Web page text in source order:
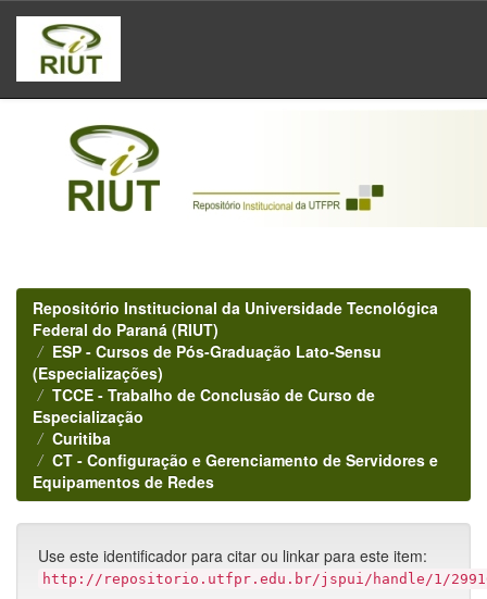
Skip
navigation
Repositório Institucional da Universidade Tecnológica
Federal do Paraná (RIUT)
ESP - Cursos de Pós-Graduação Lato-Sensu
(Especializações)
TCCE - Trabalho de Conclusão de Curso de
Especialização
Curitiba
CT - Configuração e Gerenciamento de Servidores e
Equipamentos de Redes
Use este identificador para citar ou linkar para este item:
http://repositorio.utfpr.edu.br/jspui/handle/1/